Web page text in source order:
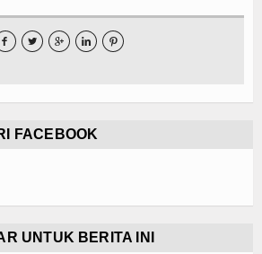
    
FACEBOOK
UNTUK BERITA INI